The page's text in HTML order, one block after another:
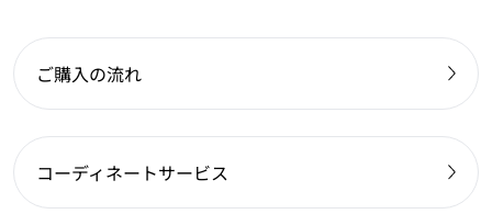
ご購入の流れ
コーディネートサービス